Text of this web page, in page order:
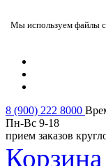
Мы используем файлы
8 (900) 222 8000
Пн-Вс 9-18
прием заказов
Корзина